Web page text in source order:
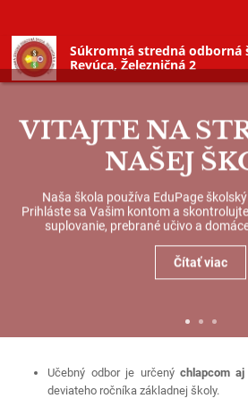
Súkromná stredná odborná
Revúca, Železničná 2
VITAJTE NA
NAŠEJ
Naša škola používa EduPage
Prihláste sa Vašim kontom a
suplovanie, prebrané učivo a
Čítať viac
6488Učebný odbor je určený chlapcom
deviateho ročníka základnej školy.